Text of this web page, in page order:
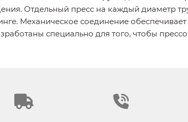
Отдельный пресс на каждый диаметр
Механическое соединение
специально для того, чтобы